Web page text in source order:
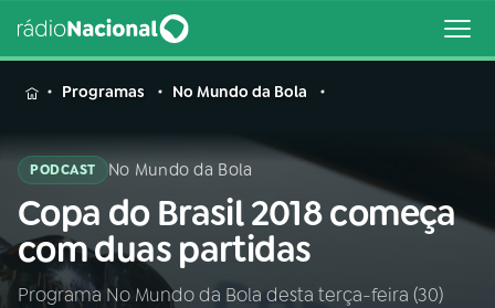
MENU
Buscar
na
Rádio
Nacional
Buscar
Programas No Mundo da Bola
PODCAST No Mundo da Bola
Copa do Brasil 2018 começa
com duas partidas
Programa No Mundo da Bola desta terça-feira (30)